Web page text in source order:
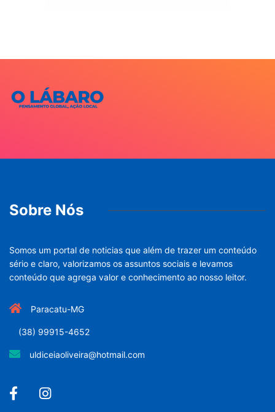
Sobre Nós
Somos um portal de noticias que além de trazer um conteúdo
sério e claro, valorizamos os assuntos sociais e levamos
conteúdo que agrega valor e conhecimento ao nosso leitor.
Paracatu-MG
(38) 99915-4652
uldiceiaoliveira@hotmail.com